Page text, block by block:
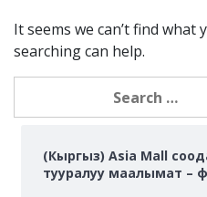
It seems we can’t find what
searching can help.
(Кыргыз) Asia Mall
тууралуу маалымат –